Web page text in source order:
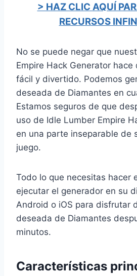
> HAZ CLIC AQUÍ
RECURSOS
No se puede negar que
Empire Hack Generator hace
fácil y divertido. Podemos
deseada de Diamantes en
Estamos seguros de que
uso de Idle Lumber Empire
en una parte inseparable de
juego.
Todo lo que necesitas hacer
ejecutar el generador en su
Android o iOS para disfrutar
deseada de Diamantes
minutos.
Características